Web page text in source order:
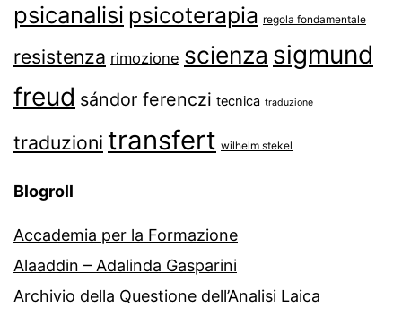
psicanalisi psicoterapia regola fondamentale
resistenza rimozione scienza sigmund
freud sándor ferenczi tecnica traduzione
traduzioni transfert wilhelm stekel
Blogroll
Accademia per la Formazione
Alaaddin – Adalinda Gasparini
Archivio della Questione dell’Analisi Laica